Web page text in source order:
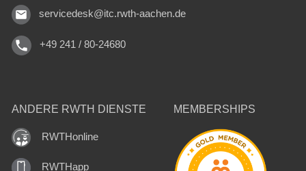
servicedesk@itc.rwth-aachen.de
+49 241 / 80-24680
ANDERE RWTH DIENSTE
RWTHonline
RWTHapp
MEMBERSHIPS